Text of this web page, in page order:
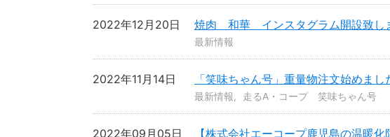
焼肉 和華 インスタグラム開設致し
2022年12月20日
最新情報
「笑味ちゃん号」重量物注文始めまし
2022年11月14日
最新情報 走るA・コープ 笑味ちゃん号
【株式会社エーコープ鹿児島の温暖化
2022年09月05日